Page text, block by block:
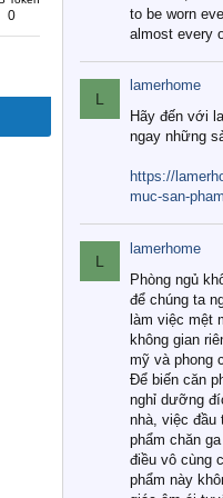
0
to be worn
almost every
L
lamerhome
Hãy đến với
ngay những
https://
muc-san-
L
lamerhome
Phòng ngủ
để chúng ta
làm việc mệt
không gian
mỹ và phong
Để biến căn
nghỉ dưỡng
nhà, việc đầu
phẩm chăn
điều vô cùng
phẩm này